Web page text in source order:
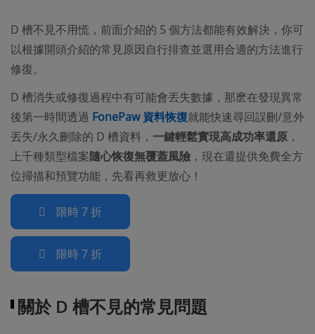
D 槽不見不用慌，前面介紹的 5 個方法都能有效解決，你可
以根據開頭介紹的常見原因自行排查並選用合適的方法進行
修復。
D 槽消失或修復過程中有可能會丟失數據，那麽在發現異常
後第一時間透過 FonePaw 資料恢復就能快速尋回誤刪/意外
丟失/永久刪除的 D 槽資料， 一鍵輕鬆實現高成功率還原 ，
上千種類型檔案隨心恢復無覆蓋風險 ，現在還提供免費全方
位掃描和預覽功能，先看再救更放心！
限時 7 折
限時 7 折
關於 D 槽不見的常見問題